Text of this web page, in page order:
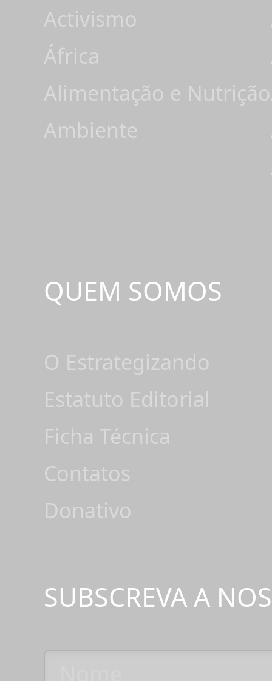
Activismo
África
Alimentação e Nutrição
Ambiente
QUEM SOMOS
O Estrategizando
Estatuto Editorial
Ficha Técnica
Contatos
Donativo
SUBSCREVA A